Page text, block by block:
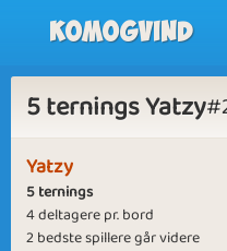
Komogvind
5 ternings Yatzy
Yatzy
5 ternings
4 deltagere pr. bord
2 bedste spillere går videre